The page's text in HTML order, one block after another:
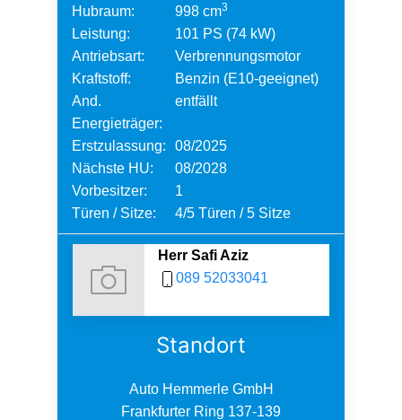
Hubraum:
998 cm3
Leistung:
101 PS (74 kW)
Antriebsart:
Verbrennungsmotor
Kraftstoff:
Benzin (E10-geeignet)
And.
Energieträger:
entfällt
Erstzulassung:
08/2025
Nächste HU:
08/2028
Vorbesitzer:
1
Türen / Sitze:
4/5 Türen / 5 Sitze
Herr Safi Aziz
089 52033041
Standort
Auto Hemmerle GmbH
Frankfurter Ring 137-139